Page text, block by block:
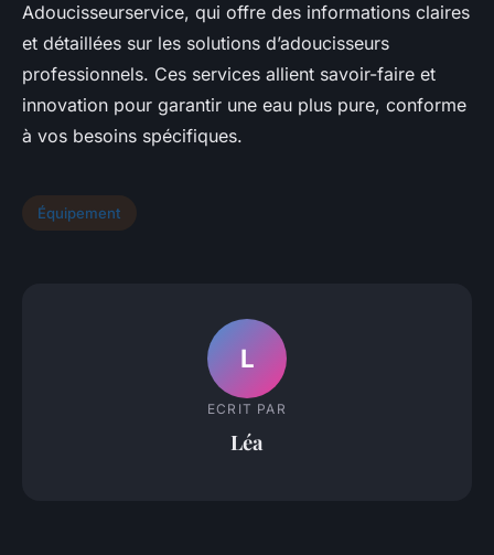
Adoucisseurservice, qui offre des informations claires
et détaillées sur les solutions d’adoucisseurs
professionnels. Ces services allient savoir-faire et
innovation pour garantir une eau plus pure, conforme
à vos besoins spécifiques.
Équipement
L
ECRIT PAR
Léa